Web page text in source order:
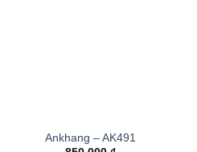
Ankhang – AK491